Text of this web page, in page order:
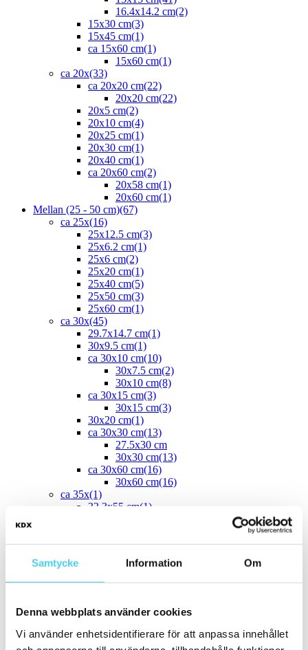
Samtycke Information Om
Denna webbplats använder cookies
Vi använder enhetsidentifierare för att anpassa innehållet
16.4x14.2 cm(2)
15x30 cm(3)
15x45 cm(1)
ca 15x60 cm(1)
15x60 cm(1)
ca 20x(33)
ca 20x20 cm(22)
20x20 cm(22)
20x5 cm(2)
20x10 cm(4)
20x25 cm(1)
20x30 cm(1)
20x40 cm(1)
ca 20x60 cm(2)
20x58 cm(1)
20x60 cm(1)
Mellan (25 - 50 cm)(67)
ca 25x(16)
25x12.5 cm(3)
25x6.2 cm(1)
25x6 cm(2)
25x20 cm(1)
25x40 cm(5)
25x50 cm(3)
25x60 cm(1)
ca 30x(45)
29.7x14.7 cm(1)
30x9.5 cm(1)
ca 30x10 cm(10)
30x7.5 cm(2)
30x10 cm(8)
ca 30x15 cm(3)
30x15 cm(3)
30x20 cm(1)
ca 30x30 cm(13)
27.5x30 cm
30x30 cm(13)
ca 30x60 cm(16)
30x60 cm(16)
ca 35x(1)
33.3x55 cm(1)
40x20 cm(1)
40x25 cm
(5)
ca 45x
45x15 cm(1)
50x25 cm
(3)
50x50 cm(1)
Stora (60 - 120 cm)(24)